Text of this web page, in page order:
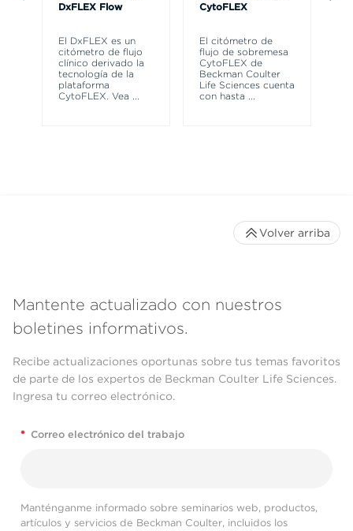
DxFLEX Flow
El DxFLEX es un
citómetro de flujo
clínico derivado la
tecnología de la
plataforma
CytoFLEX. Vea ...
CytoFLEX
El citómetro de
flujo de sobremesa
CytoFLEX de
Beckman Coulter
Life Sciences cuenta
con hasta ...
Mantente actualizado con nuestros
boletines informativos.
Recibe actualizaciones oportunas sobre tus temas favoritos
de parte de los expertos de Beckman Coulter Life Sciences.
Ingresa tu correo electrónico.
* Correo electrónico del trabajo
Manténganme informado sobre seminarios web, productos,
artículos y servicios de Beckman Coulter, incluidos los
Volver arriba